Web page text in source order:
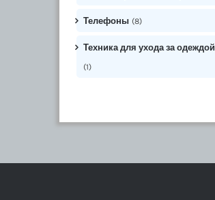
Телефоны (8)
Техника для ухода за одеждой
(1)